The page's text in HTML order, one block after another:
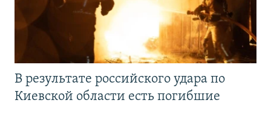
В результате российского удара по
Киевской области есть погибшие